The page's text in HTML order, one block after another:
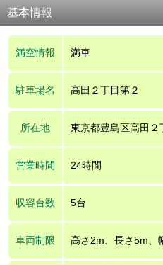
基本情報
満空情報 満車
駐車場名 高田２丁目第２
所在地 東京都豊島区高田２
営業時間 24時間
収容台数 5台
車両制限 高さ2m、長さ5m、